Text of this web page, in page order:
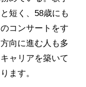
短く、58歳にも
コンサートをす
向に進む人も多
ャリアを築いて
ます。